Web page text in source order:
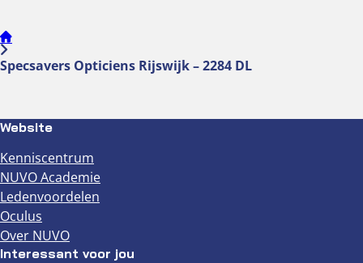
Specsavers Opticiens Rijswijk – 2284 DL
Website
Kenniscentrum
NUVO Academie
Ledenvoordelen
Oculus
Over NUVO
Interessant voor jou